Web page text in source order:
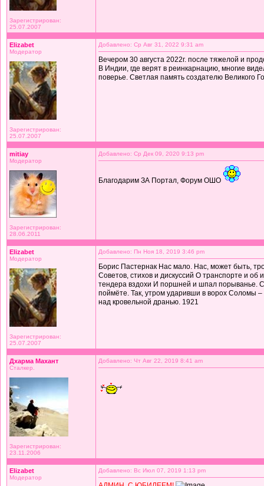
Зарегистрирован:
25.07.2007
Elizabet
Модератор
Зарегистрирован:
25.07.2007
Добавлено: Ср Авг 31, 2022 9:31 am
Вечером 30 августа 2022г. после тяжелой и
В Индии, где верят в реинкарнацию, многие
поверье. Светлая память создателю Великого
mitiay
Модератор
Зарегистрирован:
28.06.2011
Добавлено: Ср Дек 09, 2020 9:13 pm
Благодарим ЗА Портал, Форум ОШО
Elizabet
Модератор
Зарегистрирован:
25.07.2007
Добавлено: Пн Ноя 18, 2019 3:46 pm
Борис Пастернак Нас мало. Нас, может быть,
Советов, стихов и дискуссий О транспорте и
тендера вздохи И поршней и шпал порыванье.
поймёте. Так, утром ударивши в ворох Соломы
над кровельной дранью. 1921
Дхарма Махант
Сталкер.
Зарегистрирован:
23.11.2006
Добавлено: Чт Авг 22, 2019 8:41 am
Elizabet
Модератор
Добавлено: Вс Июл 07, 2019 1:13 pm